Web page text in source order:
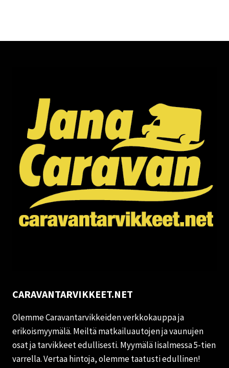
CARAVANTARVIKKEET.NET
Olemme Caravantarvikkeiden verkkokauppa ja
erikoismyymälä. Meiltä matkailuautojen ja vaunujen
osat ja tarvikkeet edullisesti. Myymälä Iisalmessa 5-tien
varrella. Vertaa hintoja, olemme taatusti edullinen!